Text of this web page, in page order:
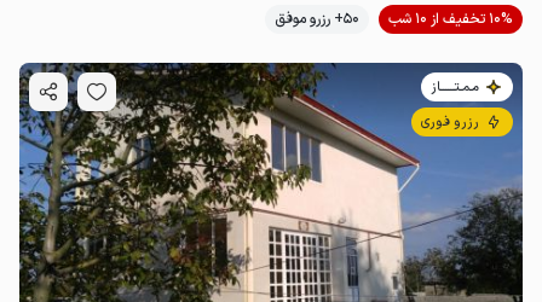
10% تخفیف از 10 شب
50+ رزرو موفق
مـمـتــــــاز
رزرو فوری